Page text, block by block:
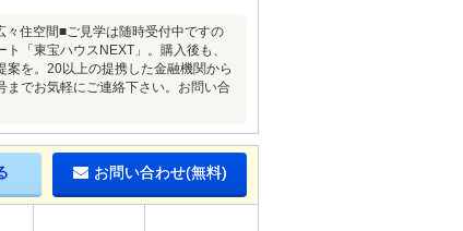
住空間■ご見学は随時受付中ですの
「東宝ハウスNEXT」。購入後も、
を。20以上の提携した金融機関から
でお気軽にご連絡下さい。お問い合
お問い合わせ(無料)